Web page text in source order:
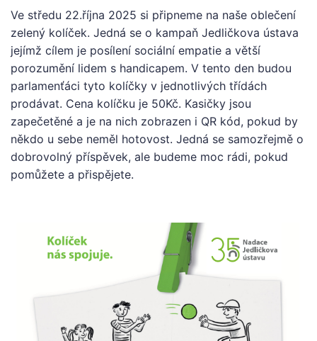
Ve středu 22.října 2025 si připneme na naše oblečení
zelený kolíček. Jedná se o kampaň Jedličkova ústava
jejímž cílem je posílení sociální empatie a větší
porozumění lidem s handicapem. V tento den budou
parlamenťáci tyto kolíčky v jednotlivých třídách
prodávat. Cena kolíčku je 50Kč. Kasičky jsou
zapečetěné a je na nich zobrazen i QR kód, pokud by
někdo u sebe neměl hotovost. Jedná se samozřejmě o
dobrovolný příspěvek, ale budeme moc rádi, pokud
pomůžete a přispějete.